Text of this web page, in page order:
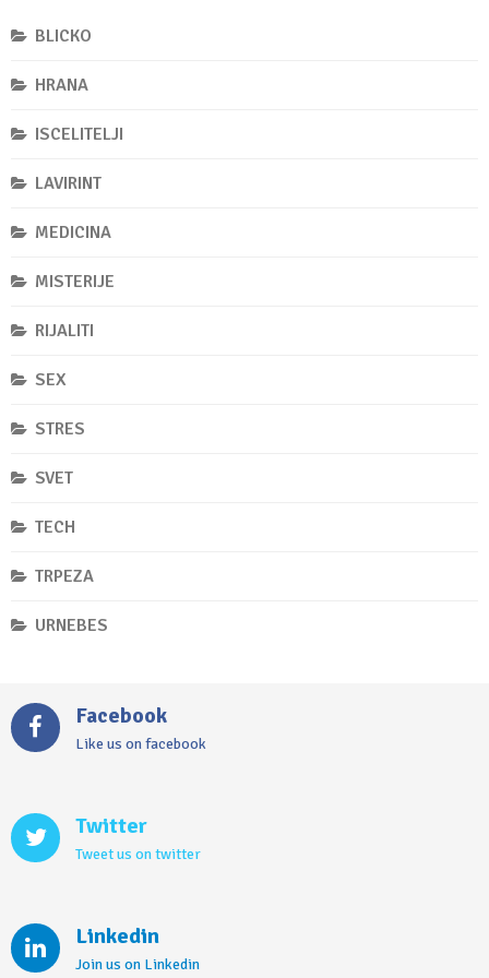
BLICKO
HRANA
ISCELITELJI
LAVIRINT
MEDICINA
MISTERIJE
RIJALITI
SEX
STRES
SVET
TECH
TRPEZA
URNEBES
Facebook
Like us on facebook
Twitter
Tweet us on twitter
Linkedin
Join us on Linkedin